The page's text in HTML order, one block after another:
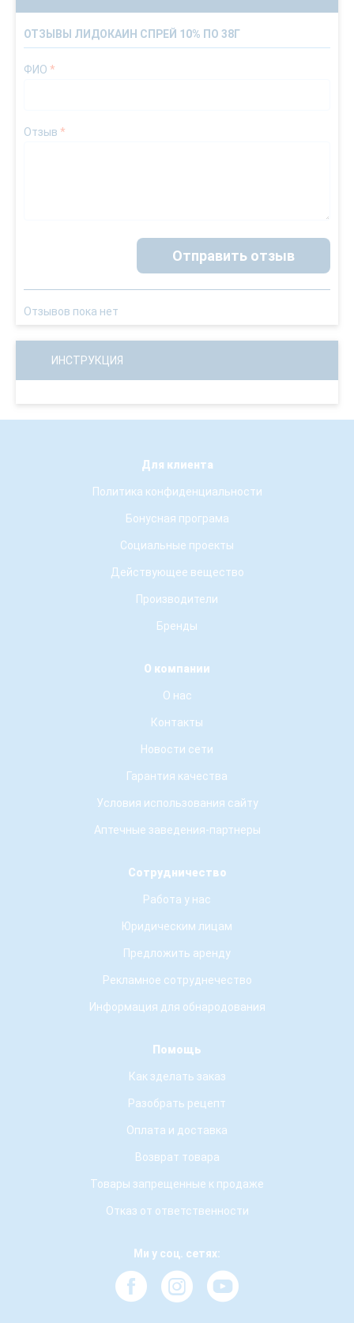
ОТЗЫВЫ ЛИДОКАИН СПРЕЙ 10% ПО 38Г
ФИО *
Отзыв *
Отправить отзыв
Отзывов пока нет
ИНСТРУКЦИЯ
Для клиента
Политика конфиденциальности
Бонусная програма
Социальные проекты
Действующее вещество
Производители
Бренды
О компании
О нас
Контакты
Новости сети
Гарантия качества
Условия использования сайту
Аптечные заведения-партнеры
Сотрудничество
Работа у нас
Юридическим лицам
Предложить аренду
Рекламное сотруднечество
Информация для обнародования
Помощь
Как зделать заказ
Разобрать рецепт
Оплата и доставка
Возврат товара
Товары запрещенные к продаже
Отказ от ответственности
Ми у соц. сетях: